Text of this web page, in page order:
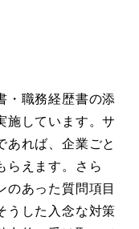
・職務経歴書の添
施しています。サ
あれば、企業ごと
らえます。さら
のあった質問項目
うした入念な対策